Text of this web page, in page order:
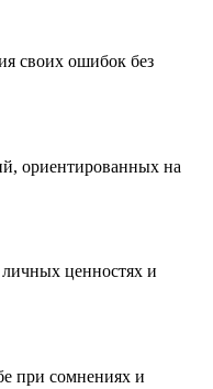
своих ошибок без
ориентированных на
ценностях и
при сомнениях и